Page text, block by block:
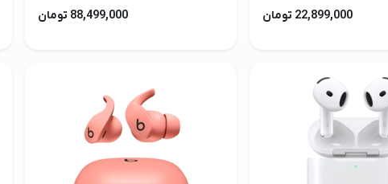
22,899,000 تومان 88,499,000 تومان